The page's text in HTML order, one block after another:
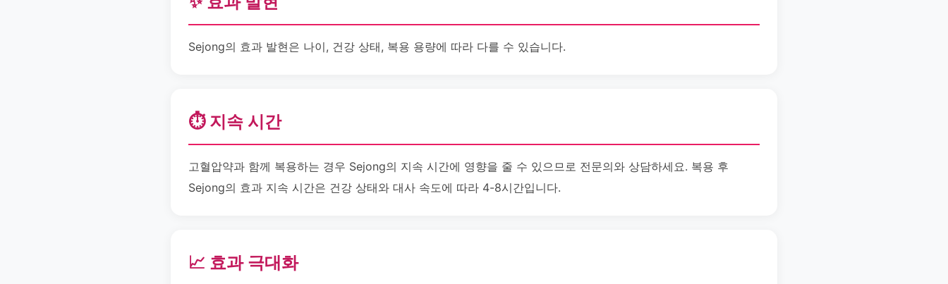
Sejong의 효과 발현은 나이, 건강 상태, 복용 용량에 따라 다를 수 있습니다.
⏱️ 지속 시간
고혈압약과 함께 복용하는 경우 Sejong의 지속 시간에 영향을 줄 수 있으므로 전문의와 상담하세요. 복용 후
Sejong의 효과 지속 시간은 건강 상태와 대사 속도에 따라 4-8시간입니다.
📈 효과 극대화